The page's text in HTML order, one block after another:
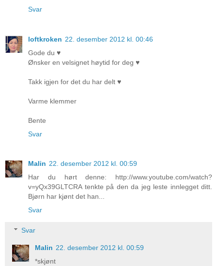
Svar
loftkroken 22. desember 2012 kl. 00:46
Gode du ♥
Ønsker en velsignet høytid for deg ♥
Takk igjen for det du har delt ♥
Varme klemmer
Bente
Svar
Malin 22. desember 2012 kl. 00:59
Har du hørt denne: http://www.youtube.com/watch?
v=yQx39GLTCRA tenkte på den da jeg leste innlegget ditt.
Bjørn har kjønt det han...
Svar
Svar
Malin 22. desember 2012 kl. 00:59
*skjønt